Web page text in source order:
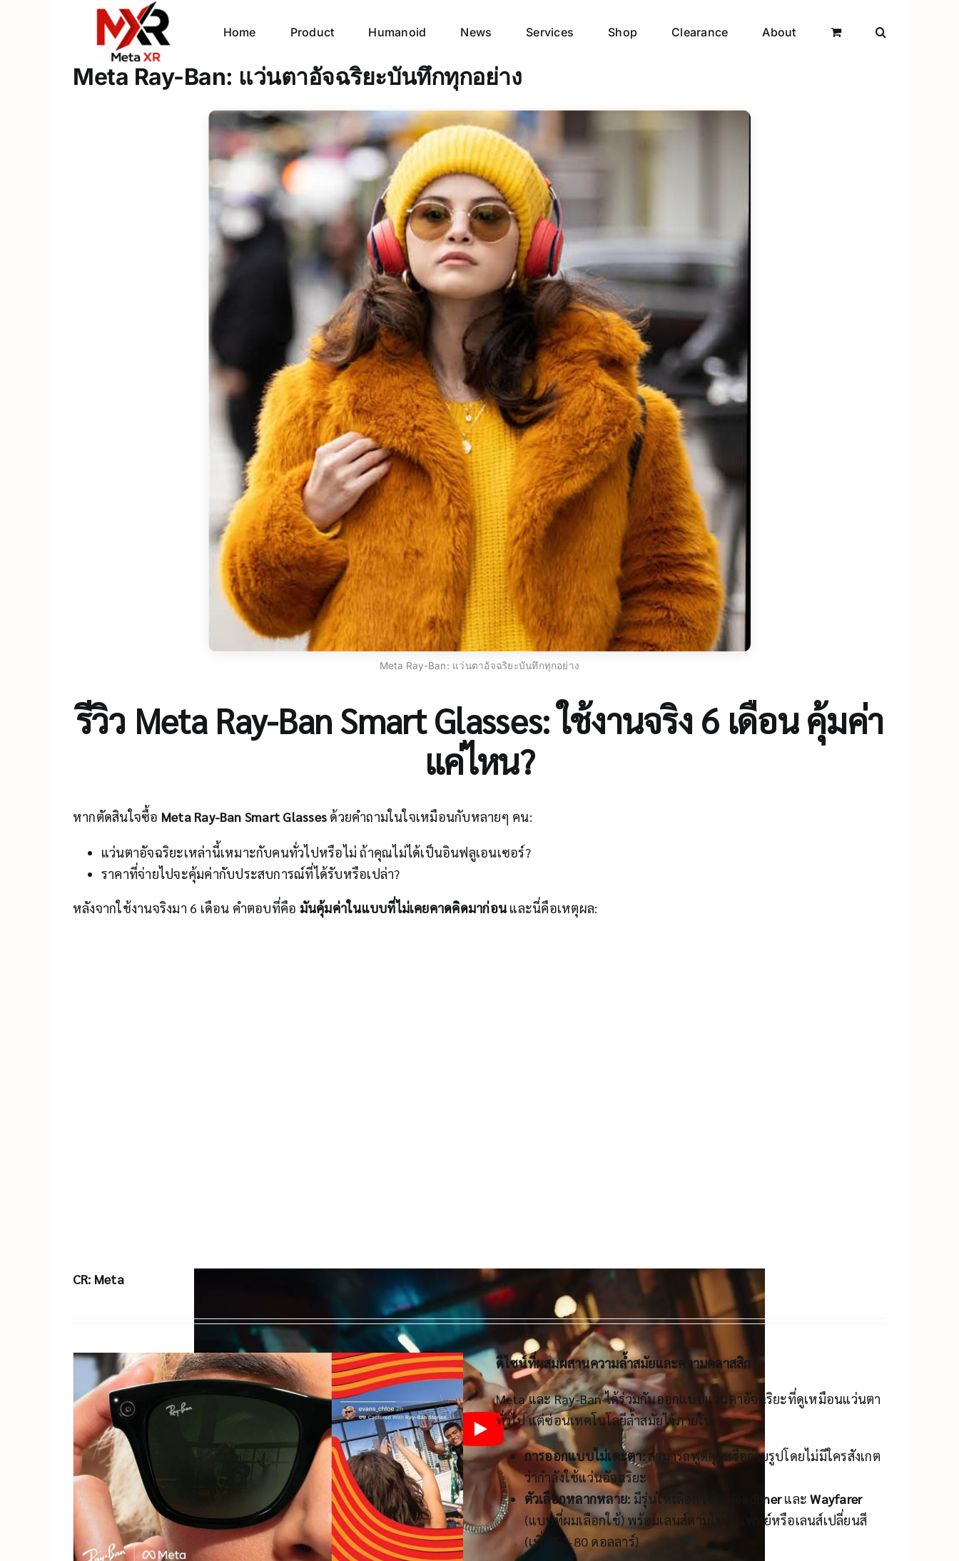
Home Product Humanoid News Services Shop Clearance About
Meta Ray-Ban: แว่นตาอัจฉริยะบันทึกทุกอย่าง
Meta Ray-Ban: แว่นตาอัจฉริยะบันทึกทุกอย่าง
รีวิว Meta Ray-Ban Smart Glasses: ใช้งานจริง 6 เดือน คุ้มค่า
แค่ไหน?
หากตัดสินใจซื้อ Meta Ray-Ban Smart Glasses ด้วยคำถามในใจเหมือนกับหลายๆ คน:
แว่นตาอัจฉริยะเหล่านี้เหมาะกับคนทั่วไปหรือไม่ ถ้าคุณไม่ได้เป็นอินฟลูเอนเซอร์?
ราคาที่จ่ายไปจะคุ้มค่ากับประสบการณ์ที่ได้รับหรือเปล่า?
หลังจากใช้งานจริงมา 6 เดือน คำตอบที่คือ มันคุ้มค่าในแบบที่ไม่เคยคาดคิดมาก่อนและนี่คือเหตุผล:
CR: Meta
ดีไซน์ที่ผสมผสานความล้ำสมัยและความคลาสสิก
Meta และ Ray-Ban ได้ร่วมกันออกแบบแว่นตาอัจฉริยะที่ดูเหมือนแว่นตา
ทั่วไป แต่ซ่อนเทคโนโลยีล้ำสมัยไว้ภายใน:
การออกแบบไม่เตะตา:สามารถพูดคุยหรือถ่ายรูปโดยไม่มีใครสังเกต
ว่ากำลังใช้แว่นอัจฉริยะ
ตัวเลือกหลากหลาย: มีรุ่นให้เลือก เช่น HeadlinerและWayfarer
(แบบที่ผมเลือกใช้) พร้อมเลนส์ตามใบสั่งแพทย์หรือเลนส์เปลี่ยนสี
(เพิ่ม 50-80 ดอลลาร์)